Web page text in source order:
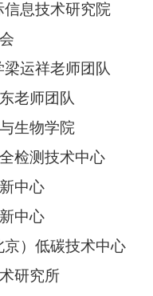
息技术研究院
运祥老师团队
老师团队
生物学院
检测技术中心
中心
中心
）低碳技术中心
研究所